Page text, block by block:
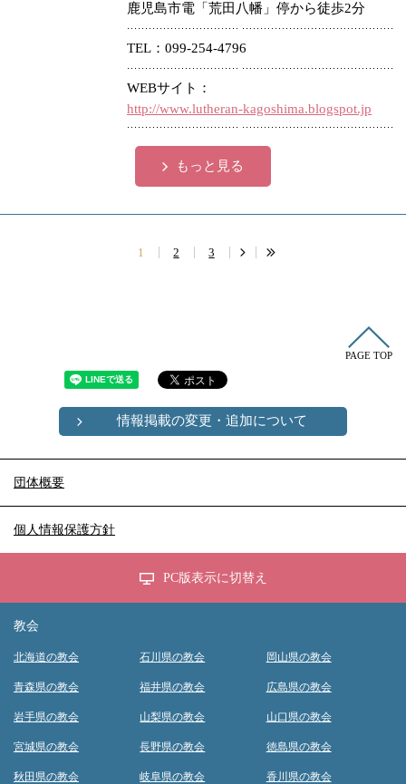
鹿児島市電「荒田八幡」停から徒歩2分
TEL 099-254-4796
WEBサイト
http://www.lutheran-kagoshima.blogspot.jp
もっと見る
1 2 3
PAGE TOP
情報掲載の変更・追加について
団体概要
個人情報保護方針
PC版表示に切替え
教会
北海道の教会
青森県の教会
岩手県の教会
宮城県の教会
秋田県の教会
石川県の教会
福井県の教会
山梨県の教会
長野県の教会
岐阜県の教会
岡山県の教会
広島県の教会
山口県の教会
徳島県の教会
香川県の教会